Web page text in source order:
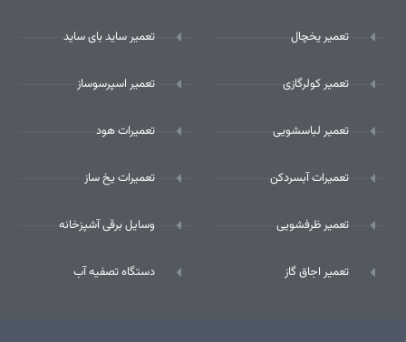
تعمیر یخچال
تعمیر کولرگازی
تعمیر لباسشویی
تعمیرات آبسردکن
تعمیر ظرفشویی
تعمیر اجاق گاز
تعمیر ساید بای ساید
تعمیر اسپرسوساز
تعمیرات هود
تعمیرات یخ ساز
وسایل برقی آشپزخانه
دستگاه تصفیه آب